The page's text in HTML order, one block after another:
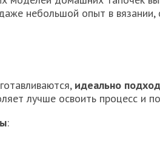
небольшой опыт в вязании,
идеально
лучше освоить процесс и
: